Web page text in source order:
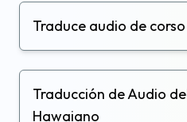
Traduce audio de
Traducción de Audio
Hawaiano